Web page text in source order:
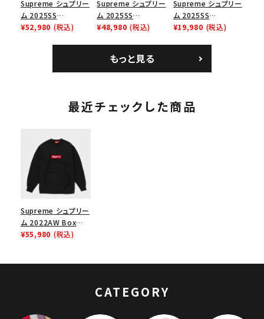
Supreme シュプリー
ム 2025SS
Bandana Football
¥52,980 (税込)
Supreme シュプリー
ム 2025SS
Backpack バックパッ
¥48,980 (税込)
Supreme シュプリー
ム 2025SS
Homerun Tee ホー
¥19,980 (税込)
もっと見る
最近チェックした商品
Supreme シュプリー
ム 2022AW Box
Logo Crewneck ボ
¥55,980 (税込)
CATEGORY